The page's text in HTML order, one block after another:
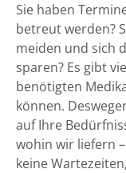
Sie haben
betreut werden?
meiden und sich
sparen? Es gibt
benötigten
können.
auf Ihre
wohin wir liefern
keine